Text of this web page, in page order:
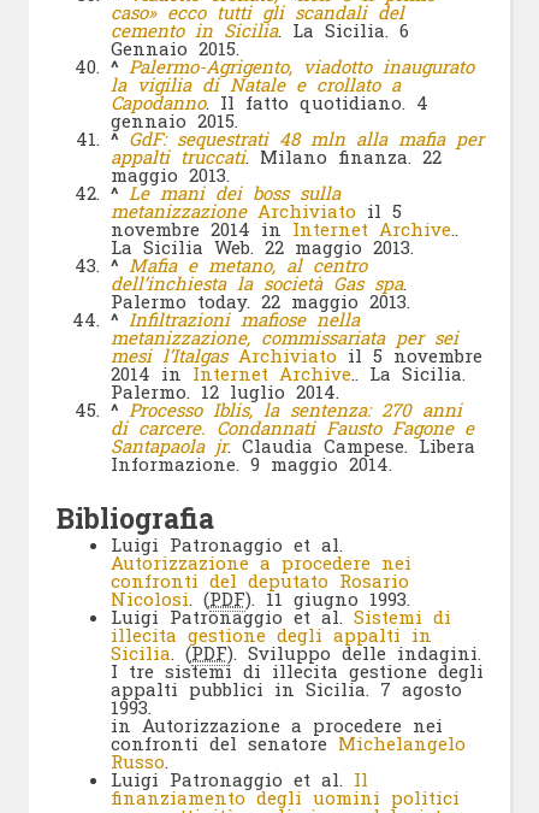
caso» ecco tutti gli scandali del
cemento in Sicilia. La Sicilia. 6
Gennaio 2015.
^ Palermo-Agrigento, viadotto inaugurato
la vigilia di Natale e crollato a
Capodanno. Il fatto quotidiano. 4
gennaio 2015.
^ GdF: sequestrati 48 mln alla mafia per
appalti truccati. Milano finanza. 22
maggio 2013.
^ Le mani dei boss sulla
metanizzazione Archiviato il 5
novembre 2014 in Internet Archive..
La Sicilia Web. 22 maggio 2013.
^ Mafia e metano, al centro
dell’inchiesta la società Gas spa.
Palermo today. 22 maggio 2013.
^ Infiltrazioni mafiose nella
metanizzazione, commissariata per sei
mesi l’Italgas Archiviato il 5 novembre
2014 in Internet Archive.. La Sicilia.
Palermo. 12 luglio 2014.
^ Processo Iblis, la sentenza: 270 anni
di carcere. Condannati Fausto Fagone e
Santapaola jr. Claudia Campese. Libera
Informazione. 9 maggio 2014.
Bibliografia
Luigi Patronaggio et al.
Autorizzazione a procedere nei
confronti del deputato Rosario
Nicolosi . (PDF). 11 giugno 1993.
Luigi Patronaggio et al. Sistemi di
illecita gestione degli appalti in
Sicilia . (PDF). Sviluppo delle indagini.
I tre sistemi di illecita gestione degli
appalti pubblici in Sicilia. 7 agosto
1993.
in Autorizzazione a procedere nei
confronti del senatore Michelangelo
Russo
Luigi Patronaggio et al. Il
finanziamento degli uomini politici